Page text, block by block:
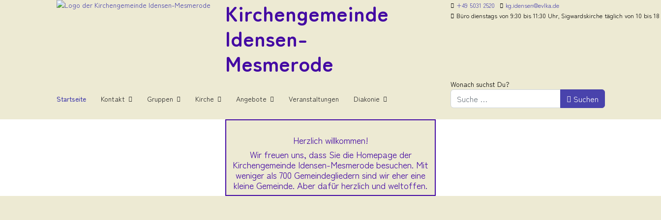
Kirchengemeinde
Idensen-
Mesmerode
+49 5031 2520
kg.idensen@evlka.de
Büro dienstags von 9:30 bis 11:30 Uhr, Sigwardskirche täglich von 10 bis
Startseite Kontakt Gruppen Kirche Angebote Veranstaltungen Diakonie
Wonach suchst Du?
Suchen
Herzlich willkommen!
Wir freuen uns, dass Sie die Homepage der
Kirchengemeinde Idensen-Mesmerode besuchen. Mit
weniger als 700 Gemeindegliedern sind wir eher eine
kleine Gemeinde. Aber dafür herzlich und weltoffen.